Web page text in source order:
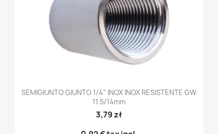
SEMIGIUNTO GIUNTO 1/4" INOX INOX RESISTENTE GW
11.5/14mm
3,79 zł